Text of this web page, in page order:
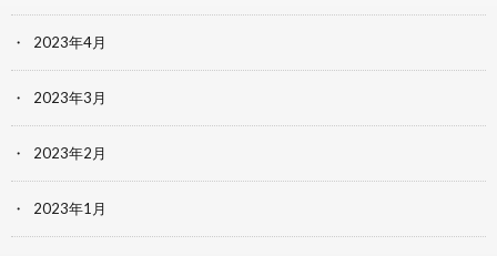
2023年4月
2023年3月
2023年2月
2023年1月